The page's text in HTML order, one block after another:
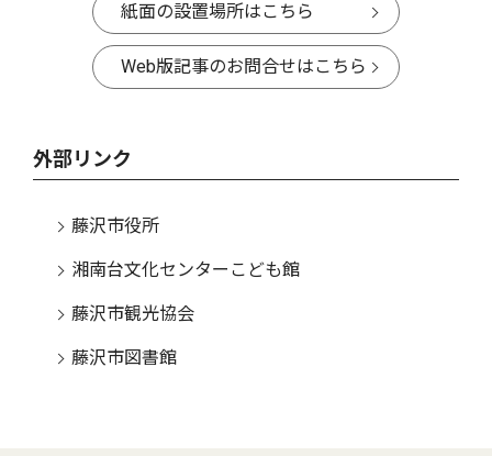
紙面の設置場所はこちら
Web版記事のお問合せはこちら
外部リンク
藤沢市役所
湘南台文化センターこども館
藤沢市観光協会
藤沢市図書館